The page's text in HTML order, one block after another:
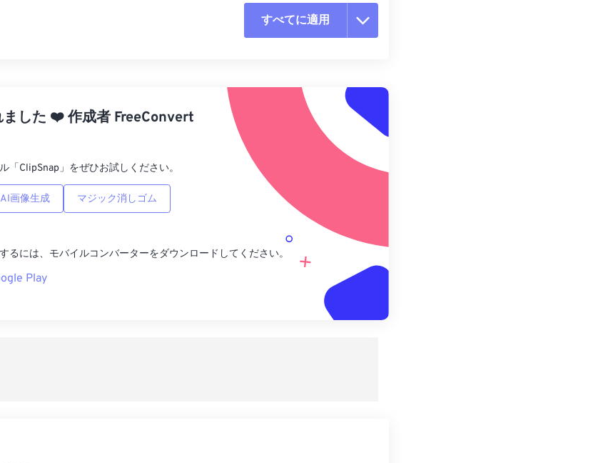
すべてに適用
プリセットから適用
プリセットとして保存
した ❤️作成者 FreeConvert
「ClipSnap」をぜひお試しください。
AI画像生成 マジック消しゴム
るには、モバイルコンバーターをダウンロードしてください。